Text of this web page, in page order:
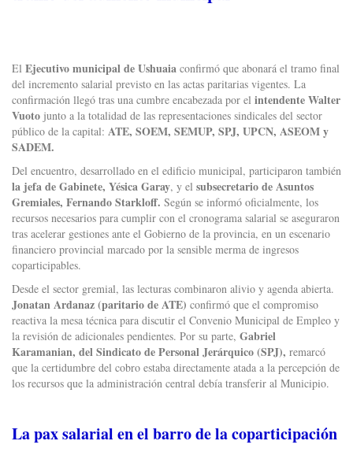
El Ejecutivo municipal de Ushuaia confirmó que abonará el tramo final
del incremento salarial previsto en las actas paritarias vigentes. La
confirmación llegó tras una cumbre encabezada por el intendente Walter
Vuoto junto a la totalidad de las representaciones sindicales del sector
público de la capital: ATE, SOEM, SEMUP, SPJ, UPCN, ASEOM y
SADEM.
Del encuentro, desarrollado en el edificio municipal, participaron también
la jefa de Gabinete, Yésica Garay, y el subsecretario de Asuntos
Gremiales, Fernando Starkloff. Según se informó oficialmente, los
recursos necesarios para cumplir con el cronograma salarial se aseguraron
tras acelerar gestiones ante el Gobierno de la provincia, en un escenario
financiero provincial marcado por la sensible merma de ingresos
coparticipables.
Desde el sector gremial, las lecturas combinaron alivio y agenda abierta.
Jonatan Ardanaz (paritario de ATE) confirmó que el compromiso
reactiva la mesa técnica para discutir el Convenio Municipal de Empleo y
la revisión de adicionales pendientes. Por su parte, Gabriel
Karamanian, del Sindicato de Personal Jerárquico (SPJ), remarcó
que la certidumbre del cobro estaba directamente atada a la percepción de
los recursos que la administración central debía transferir al Municipio.
La pax salarial en el barro de la coparticipación